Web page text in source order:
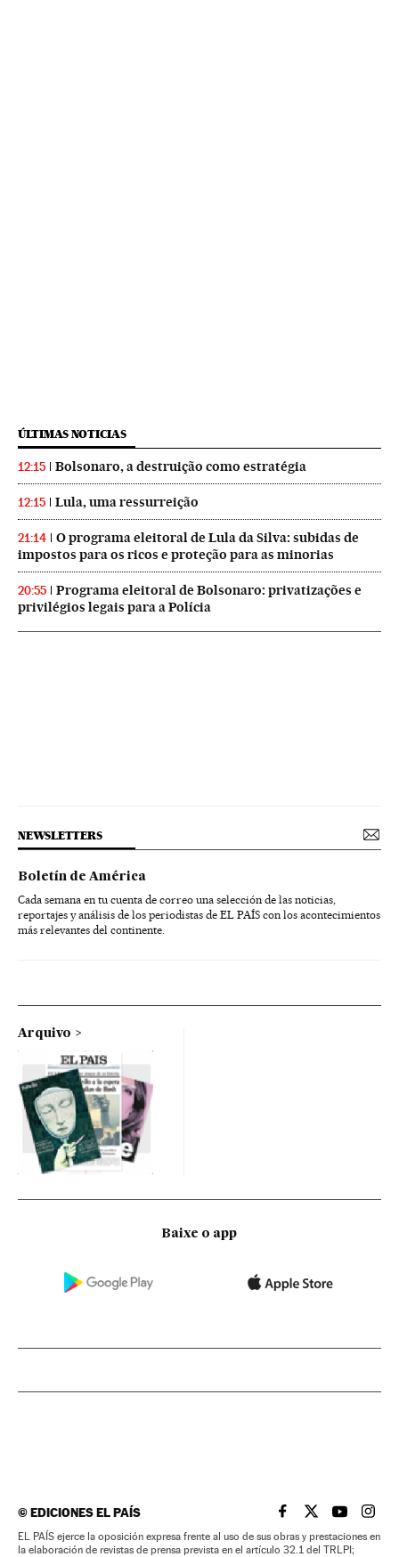
ÚLTIMAS NOTICIAS
12:15 Bolsonaro, a destruição como estratégia
12:15 Lula, uma ressurreição
21:14
O programa eleitoral de Lula da Silva: subidas de
impostos para os ricos e proteção para as minorias
20:55
Programa eleitoral de Bolsonaro: privatizações e
privilégios legais para a Polícia
NEWSLETTERS
Boletín de América
Cada semana en tu cuenta de correo una selección de las noticias,
reportajes y análisis de los periodistas de EL PAÍS con los acontecimientos
más relevantes del continente.
Arquivo
Baixe o app
©EDICIONES EL PAÍS EL PAÍS BRASIL EN
EL PAÍSEL PAÍS
EL
EL PAÍS ejerce la oposición expresa frente al uso de sus obras y prestaciones en
la elaboración de revistas de prensa prevista en el artículo 32.1 del TRLPI;